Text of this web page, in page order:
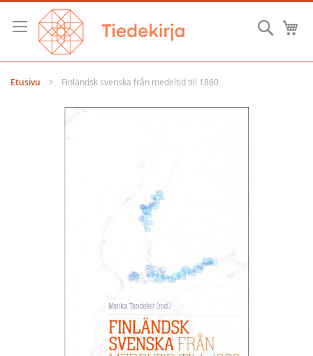
Skip
Content
Hae
Etusivu Finländsk svenska från medeltid till 1860